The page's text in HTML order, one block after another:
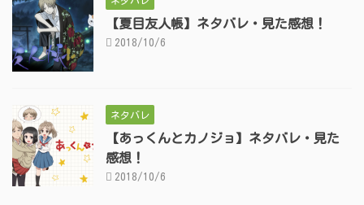
【夏目友人帳】ネタバレ・見た感想！
2018/10/6
ネタバレ
【あっくんとカノジョ】ネタバレ・見た
感想！
2018/10/6